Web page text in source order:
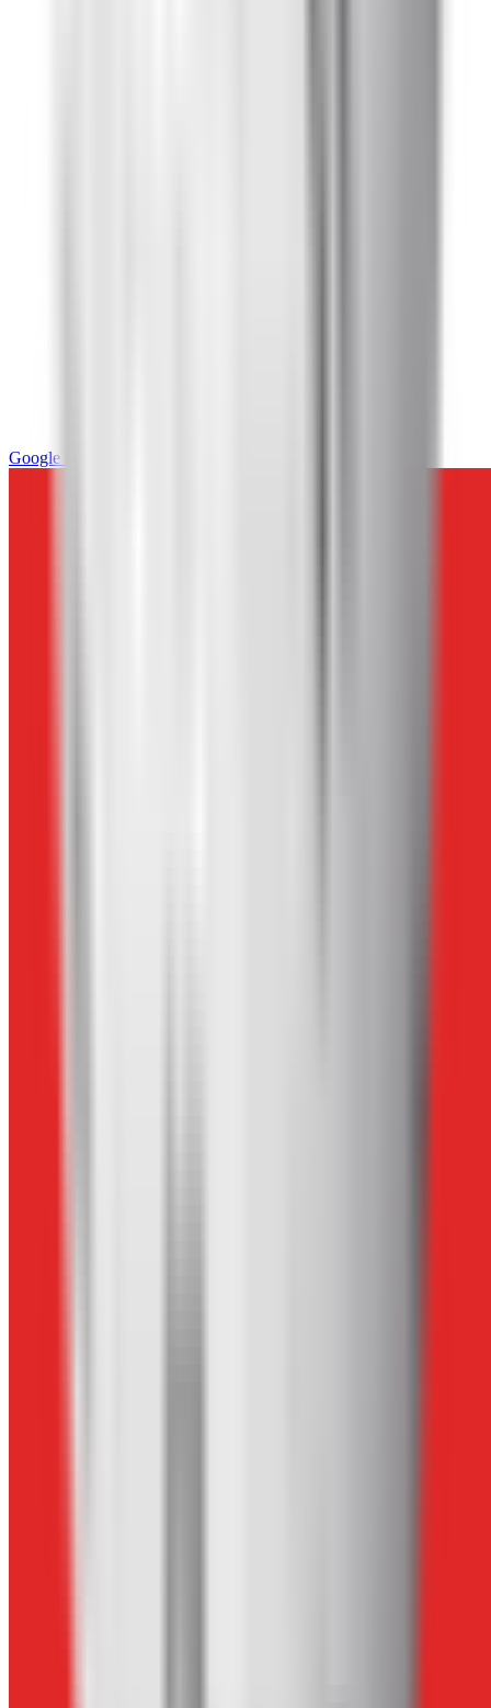
Google News